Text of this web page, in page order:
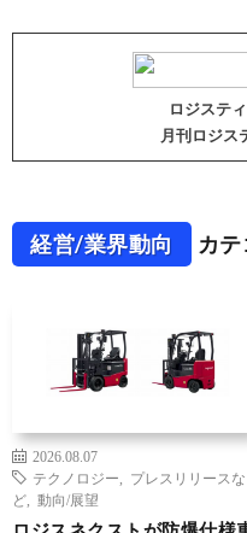
ロジステ
月刊ロジス
経営/業界動向 カ
2026.08.07
テクノロジー
プレスリリースな
ど
動向/展望